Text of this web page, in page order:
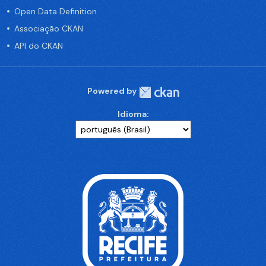
Open Data Definition
Associação CKAN
API do CKAN
Powered by
Idioma